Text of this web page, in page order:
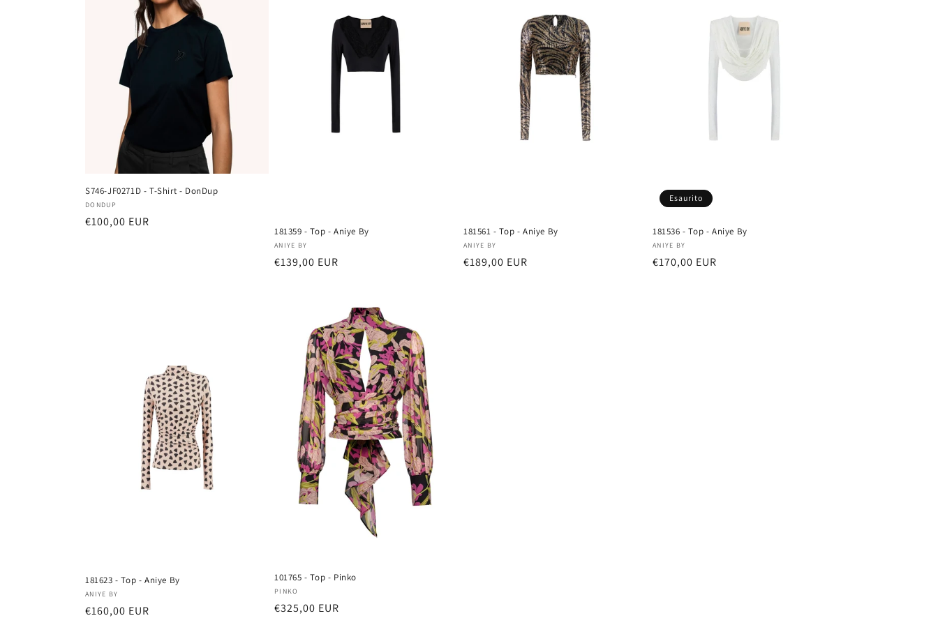
:
S746-JF0271D - T-Shirt - DonDup
Fornitore:
DONDUP
Prezzo
€100,00 EUR
181359 - Top - Aniye By
Fornitore:
ANIYE BY
Prezzo
€139,00 EUR
181561 - Top - Aniye By
Fornitore:
ANIYE BY
Prezzo
€189,00 EUR
Esaurito
181536 - Top - Aniye By
Fornitore:
ANIYE BY
Prezzo
€170,00 EUR
181623 - Top - Aniye By
Fornitore:
ANIYE BY
Prezzo
€160,00 EUR
101765 - Top - Pinko
Fornitore:
PINKO
Prezzo
€325,00 EUR